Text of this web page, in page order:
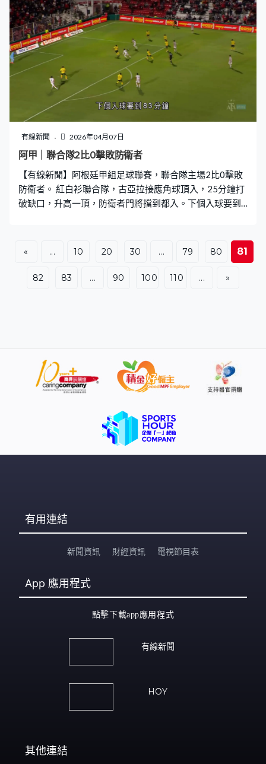
殊。
有線新聞 2026年04月07日
阿甲｜聯合隊2比0擊敗防衛者
【有線新聞】阿根廷甲組足球聯賽，聯合隊主場2比0擊敗
防衛者。 紅白衫聯合隊，古亞拉接應角球頂入，25分鐘打
破缺口，升高一頂，防衛者門將擋到都入。下個入球要到
的防衛者排第5。
« ... 10 20 30 ... 79 80 81
82 83 ... 90 100 110 ... »
有用連結
新聞資訊 財經資訊 電視節目表
App 應用程式
點擊下載app應用程式
有線新聞
HOY
其他連結